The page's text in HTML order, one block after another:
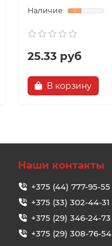
25.33 руб
В корзину
Наши контакты
+375 (44) 777-95-55
+375 (33) 302-44-31
+375 (29) 346-24-73
+375 (29) 308-76-54